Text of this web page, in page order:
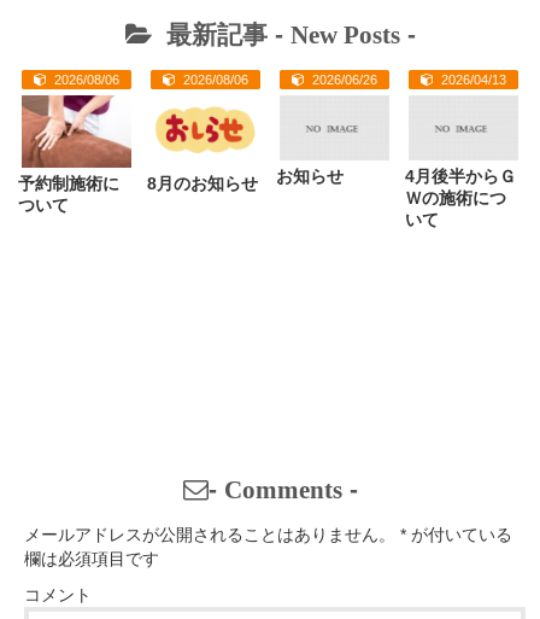
最新記事 - New Posts-
2026/08/06
予約制施術に
ついて
2026/08/06
8月のお知らせ
2026/06/26
お知らせ
2026/04/13
4月後半からＧ
Ｗの施術につ
いて
- Comments-
メールアドレスが公開されることはありません。 * が付いている
欄は必須項目です
コメント